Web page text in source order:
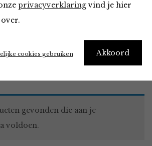
privacyverklaringvind je hier
Akkoord
cookies gebruiken
Accessoires Must Haves
gevonden die aan je
voldoen.